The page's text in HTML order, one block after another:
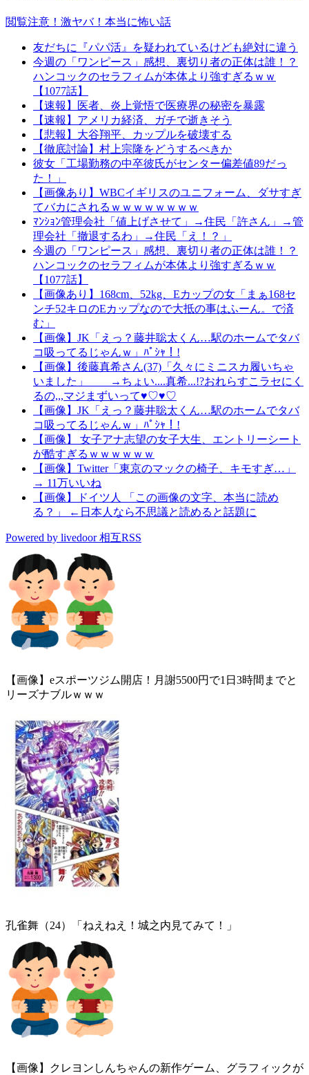
閲覧注意！激ヤバ！本当に怖い話
友だちに『パパ活』を疑われているけども絶対に違う
今週の「ワンピース」感想、裏切り者の正体は誰！？
ハンコックのセラフィムが本体より強すぎるｗｗ
【1077話】
【速報】医者、炎上覚悟で医療界の秘密を暴露
【速報】アメリカ経済、ガチで逝きそう
【悲報】大谷翔平、カップルを破壊する
【徹底討論】村上宗隆をどうするべきか
彼女「工場勤務の中卒彼氏がセンター偏差値89だっ
た！」
【画像あり】WBCイギリスのユニフォーム、ダサすぎ
てバカにされるｗｗｗｗｗｗｗｗ
ﾏﾝｼｮﾝ管理会社「値上げさせて」→住民「許さん」→管
理会社「撤退するわ」→住民「え！？」
今週の「ワンピース」感想、裏切り者の正体は誰！？
ハンコックのセラフィムが本体より強すぎるｗｗ
【1077話】
【画像あり】168cm、52kg、Eカップの女「まぁ168セ
ンチ52キロのEカップなので大抵の事はふーん。で済
む」
【画像】JK「えっ？藤井聡太くん…駅のホームでタバ
コ吸ってるじゃんｗ」ﾊﾟｼｬ！!
【画像】後藤真希さん(37)「久々にミニスカ履いちゃ
いました」 →ちょい....真希...!?おれらすこラセにく
るの,,,マジまずいって♥♡♥♡
【画像】JK「えっ？藤井聡太くん…駅のホームでタバ
コ吸ってるじゃんｗ」ﾊﾟｼｬ！!
【画像】 女子アナ志望の女子大生、エントリーシート
が酷すぎるｗｗｗｗｗｗ
【画像】Twitter「東京のマックの椅子、キモすぎ…」
→ 11万いいね
【画像】ドイツ人 「この画像の文字、本当に読め
る？」 ←日本人なら不思議と読めると話題に
Powered by livedoor 相互RSS
【画像】eスポーツジム開店！月謝5500円で1日3時間までと
リーズナブルｗｗｗ
孔雀舞（24）「ねえねえ！城之内見てみて！」
【画像】クレヨンしんちゃんの新作ゲーム、グラフィックが